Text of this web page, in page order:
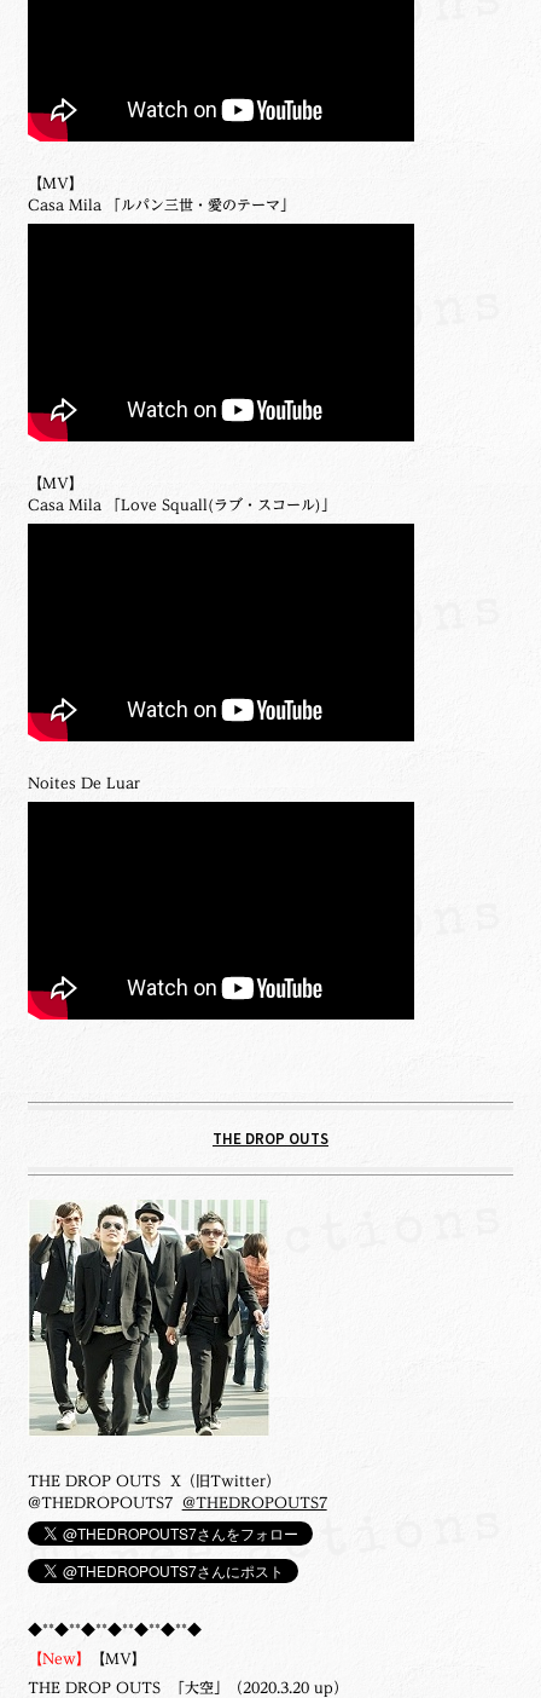
【MV】
Casa Mila 「ルパン三世・愛のテーマ」
【MV】
Casa Mila 「Love Squall(ラブ・スコール)」
Noites De Luar
THE DROP OUTS
THE DROP OUTS X（旧Twitter）
@THEDROPOUTS7 @THEDROPOUTS7
◆**◆**◆**◆**◆**◆**◆
【New】 【MV】
THE DROP OUTS 「大空」（2020.3.20 up）